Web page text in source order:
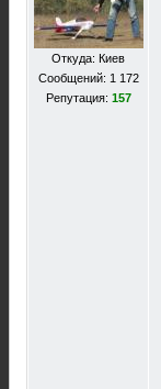
Откуда: Киев
Сообщений: 1 172
Репутация: 157